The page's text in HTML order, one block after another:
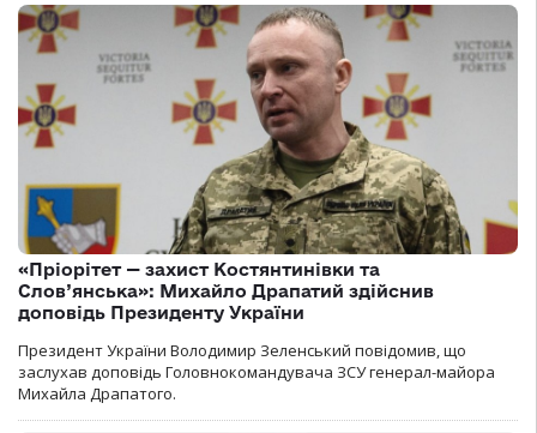
«Пріорітет — захист Костянтинівки та
Слов’янська»: Михайло Драпатий здійснив
доповідь Президенту України
Президент України Володимир Зеленський повідомив, що
заслухав доповідь Головнокомандувача ЗСУ генерал-майора
Михайла Драпатого.